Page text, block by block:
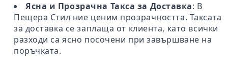
Ясна и Прозрачна Такса за Доставка: В
Пещера Стил ние ценим прозрачността. Таксата
за доставка се заплаща от клиента, като всички
разходи са ясно посочени при завършване на
поръчката.